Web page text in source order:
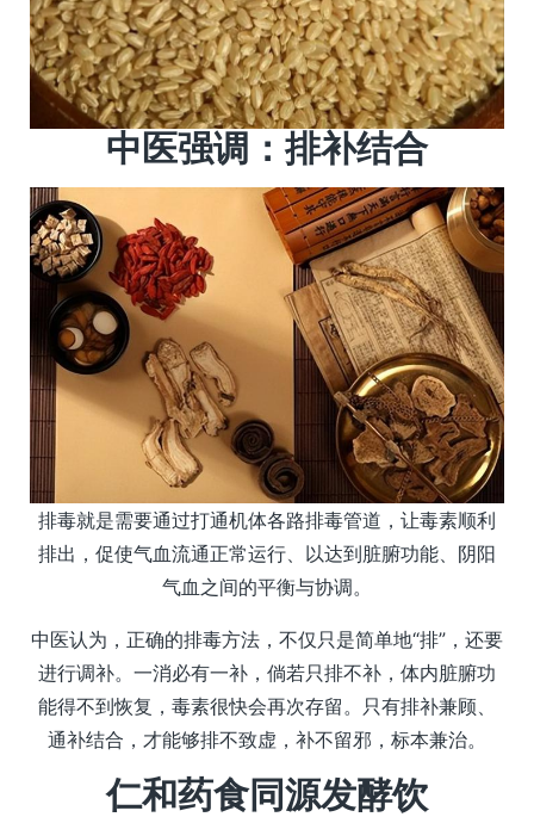
中医强调：排补结合
排毒就是需要通过打通机体各路排毒管道，让毒素顺利
排出，促使气血流通正常运行、以达到脏腑功能、阴阳
气血之间的平衡与协调。
中医认为，正确的排毒方法，不仅只是简单地“排”，还要
进行调补。一消必有一补，倘若只排不补，体内脏腑功
能得不到恢复，毒素很快会再次存留。只有排补兼顾、
通补结合，才能够排不致虚，补不留邪，标本兼治。
仁和药食同源发酵饮